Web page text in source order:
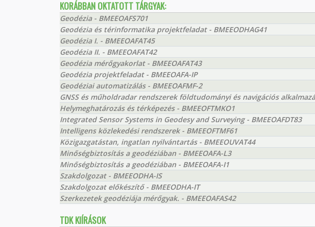
KORÁBBAN OKTATOTT TÁRGYAK:
Geodézia - BMEEOAFS701
Geodézia és térinformatika projektfeladat - BMEEODHAG41
Geodézia I. - BMEEOAFAT45
Geodézia II. - BMEEOAFAT42
Geodézia mérőgyakorlat - BMEEOAFAT43
Geodézia projektfeladat - BMEEOAFA-IP
Geodéziai automatizálás - BMEEOAFMF-2
GNSS és műholdradar rendszerek földtudományi és navigációs
Helymeghatározás és térképezés - BMEEOFTMKO1
Integrated Sensor Systems in Geodesy and Surveying - BMEEOAFDT83
Intelligens közlekedési rendszerek - BMEEOFTMF61
Közigazgatástan, ingatlan nyilvántartás - BMEEOUVAT44
Minőségbiztosítás a geodéziában - BMEEOAFA-L3
Minőségbiztosítás a geodéziában - BMEEOAFA-I1
Szakdolgozat - BMEEODHA-IS
Szakdolgozat előkészítő - BMEEODHA-IT
Szerkezetek geodéziája mérőgyak. - BMEEOAFAS42
TDK KIÍRÁSOK